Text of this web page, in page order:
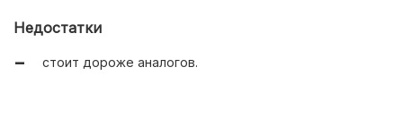
Недостатки
стоит дороже аналогов.